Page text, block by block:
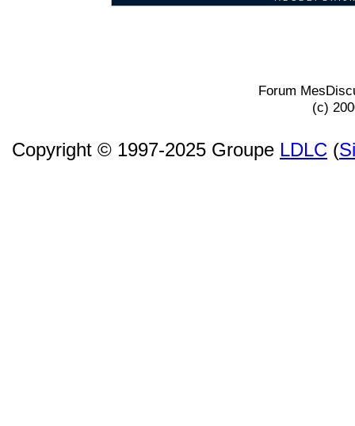
Forum
(c)
Copyright © 1997-2025 Groupe LDLC (